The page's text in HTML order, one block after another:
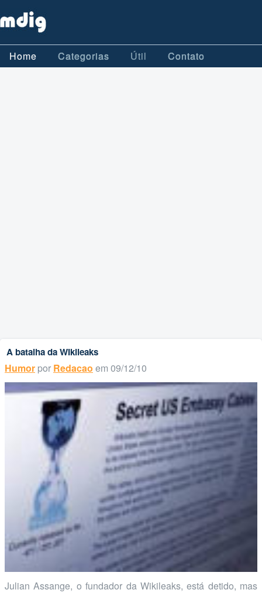
Home Categorias Útil Contato
A batalha da WIkileaks
Humor por Redacao em 09/12/10
Julian Assange, o fundador da Wikileaks, está detido, mas